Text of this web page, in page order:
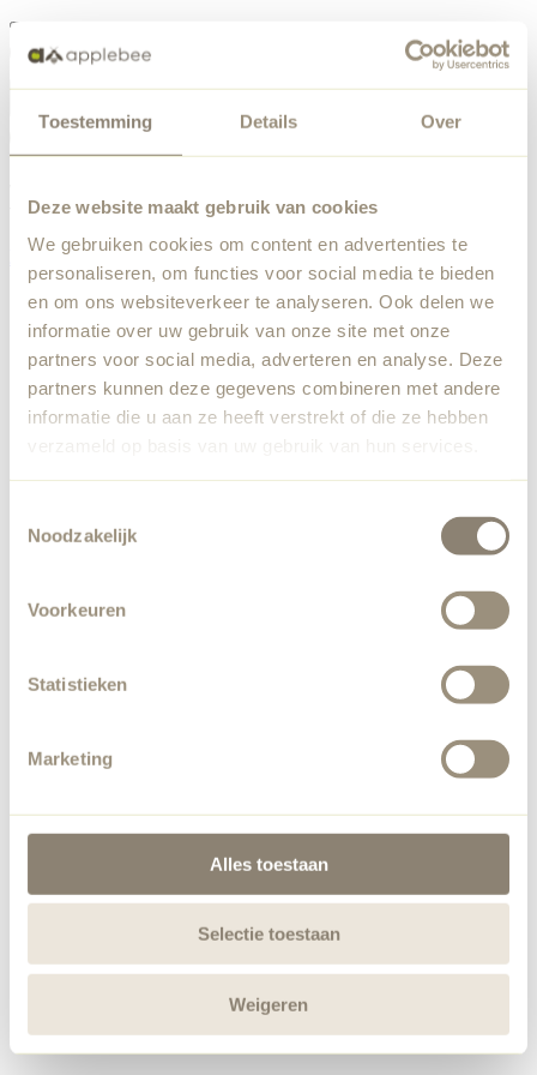
Toestemming Details Over
Deze website maakt gebruik van cookies
We gebruiken cookies om content en advertenties te
personaliseren, om functies voor social media te bieden
en om ons websiteverkeer te analyseren. Ook delen we
informatie over uw gebruik van onze site met onze
partners voor social media, adverteren en analyse. Deze
partners kunnen deze gegevens combineren met andere
informatie die u aan ze heeft verstrekt of die ze hebben
verzameld op basis van uw gebruik van hun services.
Noodzakelijk
Voorkeuren
Statistieken
Marketing
Alles toestaan
Selectie toestaan
Weigeren
Etwas ist schiefgelaufen
Team wurde benachrichtigt.
Zurück zur Startseite